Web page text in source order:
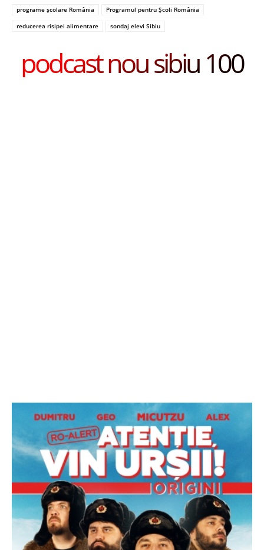
programe școlare România
Programul pentru Școli România
reducerea risipei alimentare
sondaj elevi Sibiu
podcast nou sibiu 100